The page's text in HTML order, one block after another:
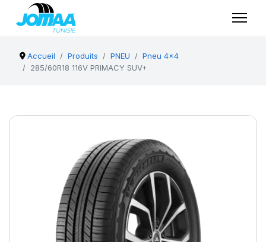
Accueil Produits PNEU
Pneu 4x4
285/60R18 116V PRIMACY SUV+